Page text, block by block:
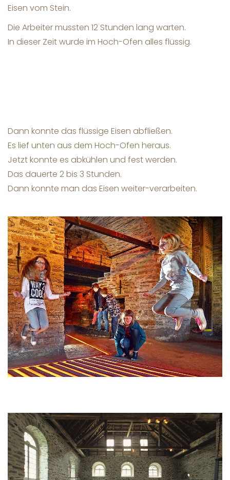
Eisen vom Stein.
Die Arbeiter mussten 12 Stunden lang warten.
In dieser Zeit wurde im Hoch-Ofen alles flüssig.
Dann konnte das flüssige Eisen abfließen.
Es lief unten aus dem Hoch-Ofen heraus.
Jetzt konnte es abkühlen und fest werden.
Das dauerte 2 bis 3 Stunden.
Dann konnte man das Eisen weiter-verarbeiten.